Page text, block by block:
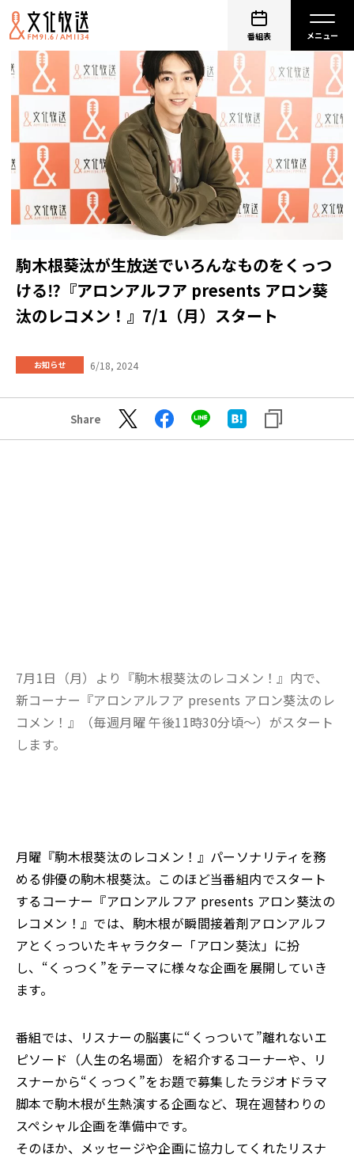
番組表
駒木根葵汰が生放送でいろんなものをくっつ
ける⁉『アロンアルフア presents アロン葵
汰のレコメン！』7/1（月）スタート
お知らせ 6/18, 2024
Share
7月1日（月）より『駒木根葵汰のレコメン！』内で、
新コーナー『アロンアルフア presents アロン葵汰のレ
コメン！』（毎週月曜 午後11時30分頃～）がスタート
します。
月曜『駒木根葵汰のレコメン！』パーソナリティを務
める俳優の駒木根葵汰。このほど当番組内でスタート
するコーナー『アロンアルフア presents アロン葵汰の
レコメン！』では、駒木根が瞬間接着剤アロンアルフ
アとくっついたキャラクター「アロン葵汰」に扮
し、“くっつく”をテーマに様々な企画を展開していき
ます。
番組では、リスナーの脳裏に“くっついて”離れないエ
ピソード（人生の名場面）を紹介するコーナーや、リ
スナーから“くっつく”をお題で募集したラジオドラマ
脚本で駒木根が生熱演する企画など、現在週替わりの
スペシャル企画を準備中です。
そのほか、メッセージや企画に協力してくれたリスナ